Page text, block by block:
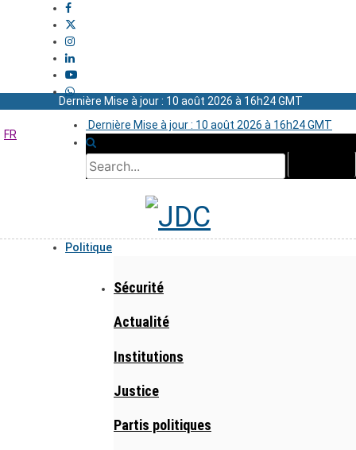
Dernière Mise à jour : 10 août 2026 à 16h24 GMT
Dernière Mise à jour : 10 août 2026 à 16h24 GMT
FR
Politique
Sécurité
Actualité
Institutions
Justice
Partis politiques